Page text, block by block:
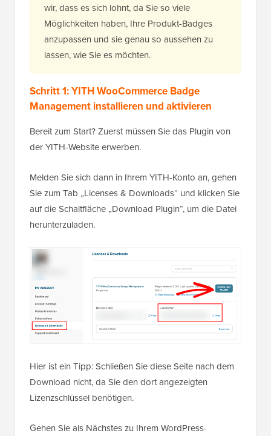
wir, dass es sich lohnt, da Sie so viele
Möglichkeiten haben, Ihre Produkt-Badges
anzupassen und sie genau so aussehen zu
lassen, wie Sie es möchten.
Schritt 1: YITH WooCommerce Badge
Management installieren und aktivieren
Bereit zum Start? Zuerst müssen Sie das Plugin von
der YITH-Website erwerben.
Melden Sie sich dann in Ihrem YITH-Konto an, gehen
Sie zum Tab „Licenses & Downloads“ und klicken Sie
auf die Schaltfläche „Download Plugin“, um die Datei
herunterzuladen.
Hier ist ein Tipp: Schließen Sie diese Seite nach dem
Download nicht, da Sie den dort angezeigten
Lizenzschlüssel benötigen.
Gehen Sie als Nächstes zu Ihrem WordPress-